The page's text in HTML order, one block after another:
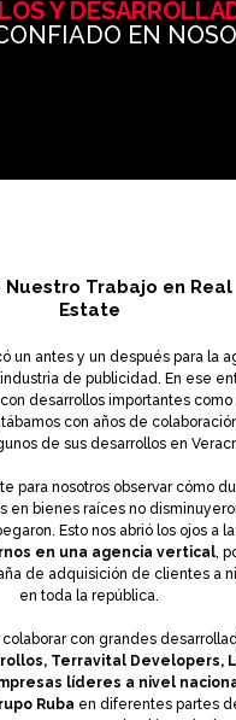
Y
EN
Nuestro Trabajo en Real
Estate
un antes y un después para la
de publicidad. En ese
desarrollos importantes como
con años de
de sus desarrollos en
para nosotros observar cómo
en bienes raíces no
Esto nos abrió los ojos a
en una agencia vertical,
de adquisición de clientes a
en toda la república.
con grandes
Terravital Developers,
líderes a nivel
Ruba en diferentes partes